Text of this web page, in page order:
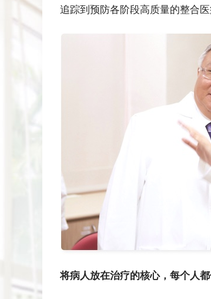
追踪到预防各阶段高质量的整合医
将病人放在治疗的核心，每个人